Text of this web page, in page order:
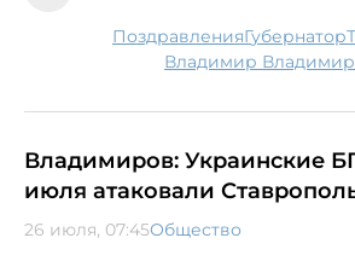
поздравления губернатор
Владимир
Владимиров: Украинские
июля атаковали
26 июля, 07:45Общество